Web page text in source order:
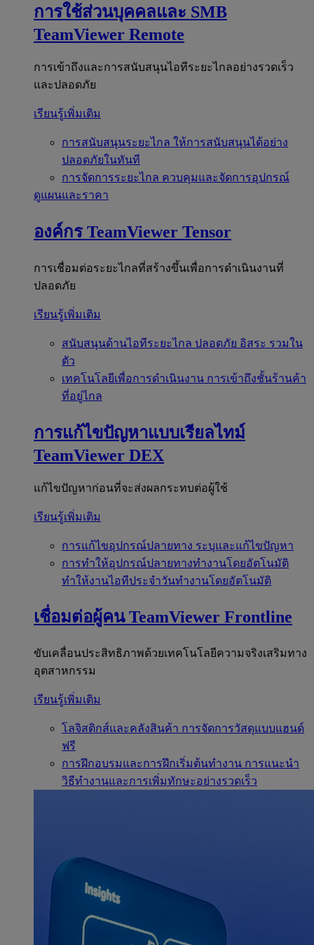
การใช้ส่วนบุคคลและ SMB
TeamViewer Remote
การเข้าถึงและการสนับสนุนไอทีระยะไกลอย่างรวดเร็ว
และปลอดภัย
เรียนรู้เพิ่มเติม
การสนับสนุนระยะไกล ให้การสนับสนุนได้อย่าง
ปลอดภัยในทันที
การจัดการระยะไกล ควบคุมและจัดการอุปกรณ์
ดูแผนและราคา
องค์กร TeamViewer Tensor
การเชื่อมต่อระยะไกลที่สร้างขึ้นเพื่อการดำเนินงานที่
ปลอดภัย
เรียนรู้เพิ่มเติม
สนับสนุนด้านไอทีระยะไกล ปลอดภัย อิสระ รวมใน
ตัว
เทคโนโลยีเพื่อการดำเนินงาน การเข้าถึงชั้นร้านค้า
ที่อยู่ไกล
การแก้ไขปัญหาแบบเรียลไทม์
TeamViewer DEX
แก้ไขปัญหาก่อนที่จะส่งผลกระทบต่อผู้ใช้
เรียนรู้เพิ่มเติม
การแก้ไขอุปกรณ์ปลายทาง ระบุและแก้ไขปัญหา
การทำให้อุปกรณ์ปลายทางทำงานโดยอัตโนมัติ
ทำให้งานไอทีประจำวันทำงานโดยอัตโนมัติ
เชื่อมต่อผู้คน TeamViewer Frontline
ขับเคลื่อนประสิทธิภาพด้วยเทคโนโลยีความจริงเสริมทาง
อุตสาหกรรม
เรียนรู้เพิ่มเติม
โลจิสติกส์และคลังสินค้า การจัดการวัสดุแบบแฮนด์
ฟรี
การฝึกอบรมและการฝึกเริ่มต้นทำงาน การแนะนำ
วิธีทำงานและการเพิ่มทักษะอย่างรวดเร็ว